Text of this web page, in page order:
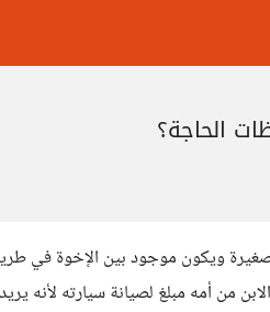
الحاجة؟
ويكون موجود بين الإخوة في
من أمه مبلغ لصيانة سيارته لأنه